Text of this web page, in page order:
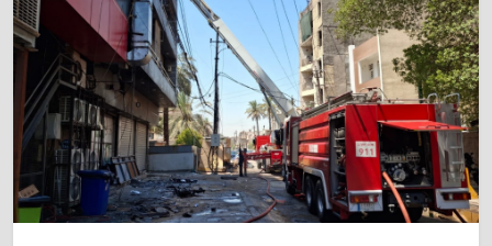
4/08/2026
9
خطر "إيبولا" يتضاعف.. ارتفاع عدد الإصابات
بالفيروس إلى 3748
3/08/2026
10
خبراء: 70 بالمئة من نفط الخليج لا يملك بديلاً عن
هرمز
2/08/2026